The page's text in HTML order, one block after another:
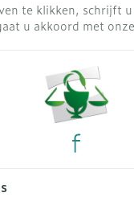
te klikken, schrijft
u akkoord met onze